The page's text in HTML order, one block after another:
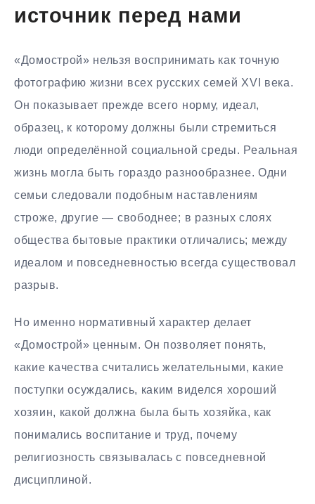
источник перед нами
«Домострой» нельзя воспринимать как точную
фотографию жизни всех русских семей XVI века.
Он показывает прежде всего норму, идеал,
образец, к которому должны были стремиться
люди определённой социальной среды. Реальная
жизнь могла быть гораздо разнообразнее. Одни
семьи следовали подобным наставлениям
строже, другие — свободнее; в разных слоях
общества бытовые практики отличались; между
идеалом и повседневностью всегда существовал
разрыв.
Но именно нормативный характер делает
«Домострой» ценным. Он позволяет понять,
какие качества считались желательными, какие
поступки осуждались, каким виделся хороший
хозяин, какой должна была быть хозяйка, как
понимались воспитание и труд, почему
религиозность связывалась с повседневной
дисциплиной.